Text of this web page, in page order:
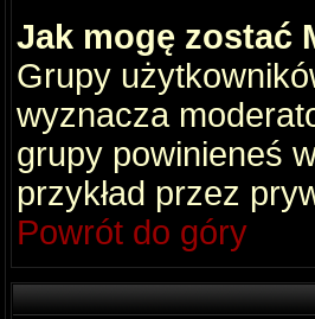
Jak mogę zostać
Grupy
wyznacza
grupy powinieneś
przykład przez
Powrót do góry